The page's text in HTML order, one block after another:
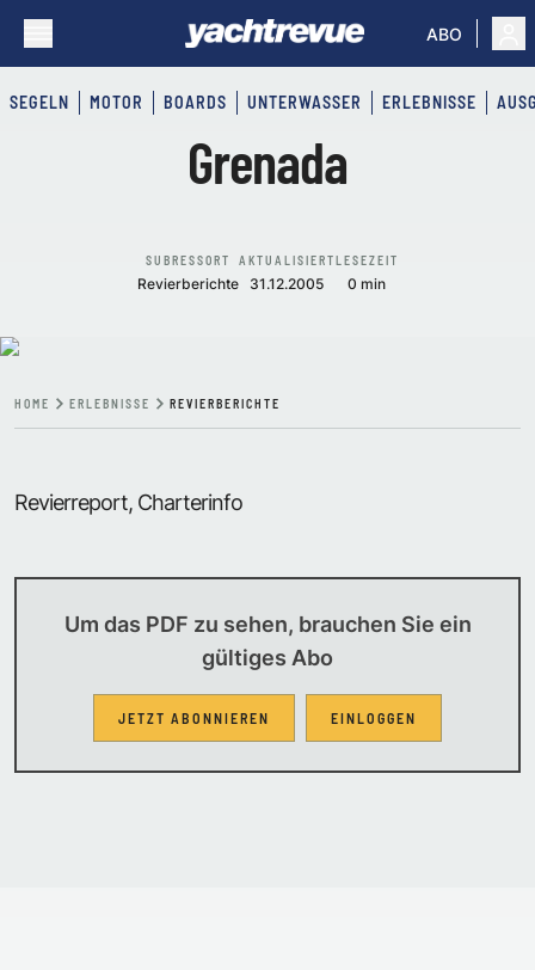
ABO
SEGELN MOTOR BOARDS UNTERWASSER ERLEBNISSE
Grenada
SUBRESSORT
Revierberichte
AKTUALISIERT
31.12.2005
LESEZEIT
0 min
HOME ERLEBNISSE REVIERBERICHTE
Revierreport, Charterinfo
Um das PDF zu sehen, brauchen Sie ein
gültiges Abo
JETZT ABONNIEREN EINLOGGEN